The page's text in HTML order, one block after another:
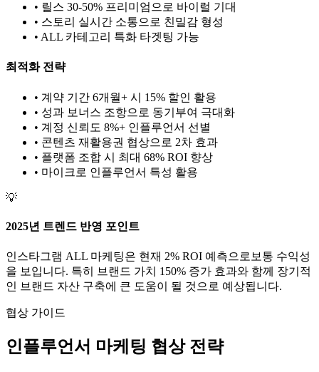
• 릴스 30-50% 프리미엄으로 바이럴 기대
• 스토리 실시간 소통으로 친밀감 형성
• ALL 카테고리 특화 타겟팅 가능
최적화 전략
• 계약 기간 6개월+ 시 15% 할인 활용
• 성과 보너스 조항으로 동기부여 극대화
• 계정 신뢰도 8%+ 인플루언서 선별
• 콘텐츠 재활용권 협상으로 2차 효과
• 플랫폼 조합 시 최대 68% ROI 향상
• 마이크로 인플루언서 특성 활용
💡
2025년 트렌드 반영 포인트
인스타그램 ALL 마케팅은 현재 2% ROI 예측으로 보통 수익성
을 보입니다. 특히 브랜드 가치
150% 증가 효과와 함께 장기적
인 브랜드 자산 구축에 큰 도움이 될 것으로 예상됩니다.
협상 가이드
인플루언서 마케팅 협상 전략